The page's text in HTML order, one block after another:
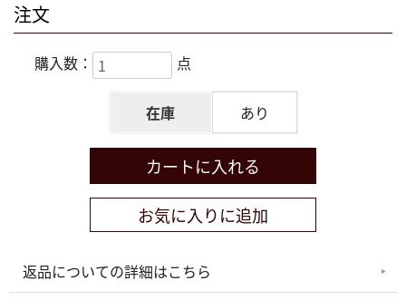
注文
購入数： 点
在庫 あり
返品についての詳細はこちら